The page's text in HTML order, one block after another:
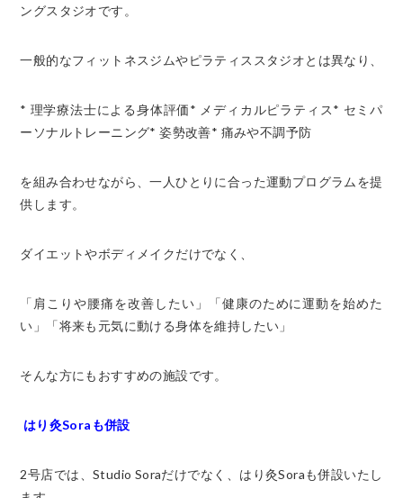
ングスタジオです。
一般的なフィットネスジムやピラティススタジオとは異なり、
* 理学療法士による身体評価* メディカルピラティス* セミパ
ーソナルトレーニング* 姿勢改善* 痛みや不調予防
を組み合わせながら、一人ひとりに合った運動プログラムを提
供します。
ダイエットやボディメイクだけでなく、
「肩こりや腰痛を改善したい」
「健康のために運動を始めた
い」
「将来も元気に動ける身体を維持したい」
そんな方にもおすすめの施設です。
はり灸Soraも併設
2号店では、Studio Soraだけでなく、はり灸Soraも併設いたし